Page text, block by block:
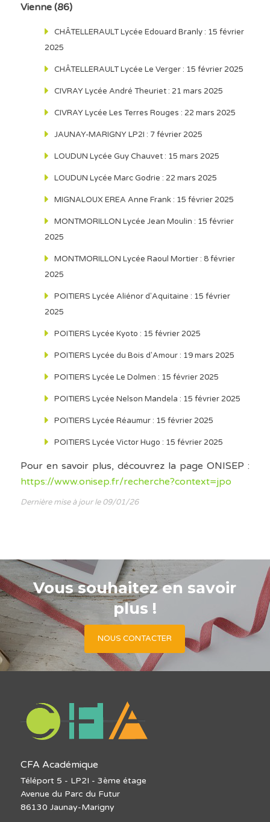
Vienne (86)
CHÂTELLERAULT Lycée Edouard Branly : 15 février
2025
CHÂTELLERAULT Lycée Le Verger : 15 février 2025
CIVRAY Lycée André Theuriet : 21 mars 2025
CIVRAY Lycée Les Terres Rouges : 22 mars 2025
JAUNAY-MARIGNY LP2I : 7 février 2025
LOUDUN Lycée Guy Chauvet : 15 mars 2025
LOUDUN Lycée Marc Godrie : 22 mars 2025
MIGNALOUX EREA Anne Frank : 15 février 2025
MONTMORILLON Lycée Jean Moulin : 15 février
2025
MONTMORILLON Lycée Raoul Mortier : 8 février
2025
POITIERS Lycée Aliénor d'Aquitaine : 15 février
2025
POITIERS Lycée Kyoto : 15 février 2025
POITIERS Lycée du Bois d'Amour : 19 mars 2025
POITIERS Lycée Le Dolmen : 15 février 2025
POITIERS Lycée Nelson Mandela : 15 février 2025
POITIERS Lycée Réaumur : 15 février 2025
POITIERS Lycée Victor Hugo : 15 février 2025
Pour en savoir plus, découvrez la page ONISEP :
https://www.onisep.fr/recherche?context=jpo
Dernière mise à jour le 09/01/26
Vous souhaitez en savoir
plus !
NOUS CONTACTER
CFA Académique
Téléport 5 - LP2I - 3ème étage
Avenue du Parc du Futur
86130 Jaunay-Marigny